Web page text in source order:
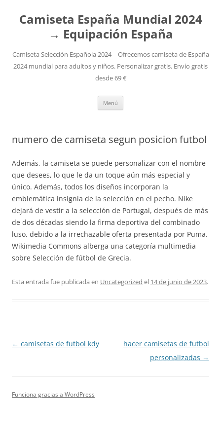
Camiseta España Mundial 2024
→ Equipación España
Camiseta Selección Española 2024 – Ofrecemos camiseta de España
2024 mundial para adultos y niños. Personalizar gratis. Envío gratis
desde 69 €
Menú
numero de camiseta segun posicion futbol
Además, la camiseta se puede personalizar con el nombre
que desees, lo que le da un toque aún más especial y
único. Además, todos los diseños incorporan la
emblemática insignia de la selección en el pecho. Nike
dejará de vestir a la selección de Portugal, después de más
de dos décadas siendo la firma deportiva del combinado
luso, debido a la irrechazable oferta presentada por Puma.
Wikimedia Commons alberga una categoría multimedia
sobre Selección de fútbol de Grecia.
Esta entrada fue publicada en Uncategorized el 14 de junio de 2023.
Navegación
← camisetas de futbol kdy
hacer camisetas de futbol
personalizadas →
Funciona gracias a WordPress